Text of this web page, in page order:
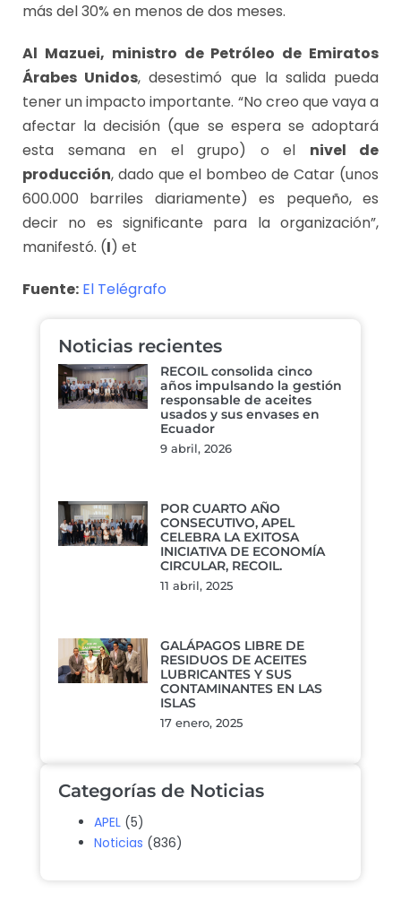
más del 30% en menos de dos meses.
Al Mazuei, ministro de Petróleo de Emiratos
Árabes Unidos, desestimó que la salida pueda
tener un impacto importante. “No creo que vaya a
afectar la decisión (que se espera se adoptará
esta semana en el grupo) o el nivel de
producción, dado que el bombeo de Catar (unos
600.000 barriles diariamente) es pequeño, es
decir no es significante para la organización”,
manifestó. (I) et
Fuente: El Telégrafo
Noticias recientes
RECOIL consolida cinco
años impulsando la gestión
responsable de aceites
usados y sus envases en
Ecuador
9 abril, 2026
POR CUARTO AÑO
CONSECUTIVO, APEL
CELEBRA LA EXITOSA
INICIATIVA DE ECONOMÍA
CIRCULAR, RECOIL.
11 abril, 2025
GALÁPAGOS LIBRE DE
RESIDUOS DE ACEITES
LUBRICANTES Y SUS
CONTAMINANTES EN LAS
ISLAS
17 enero, 2025
Categorías de Noticias
APEL (5)
Noticias (836)